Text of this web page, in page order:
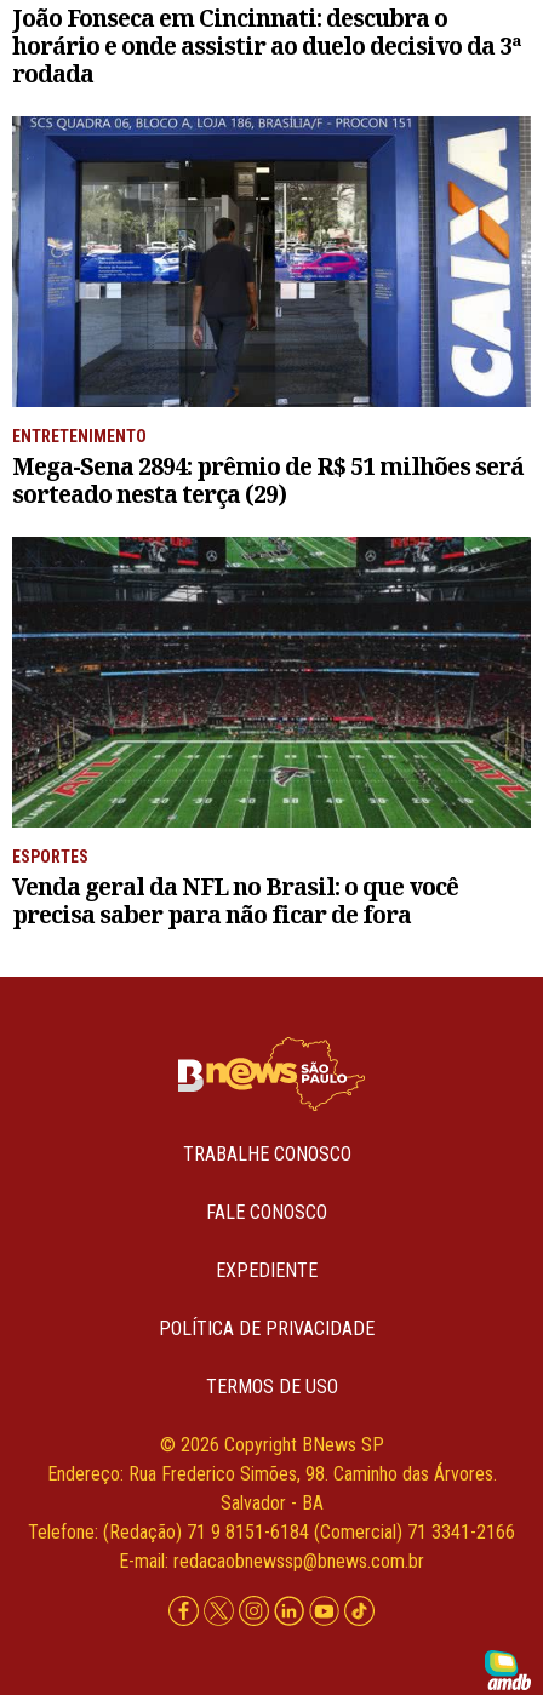
João Fonseca em Cincinnati: descubra o
horário e onde assistir ao duelo decisivo da 3ª
rodada
ENTRETENIMENTO
Mega-Sena 2894: prêmio de R$ 51 milhões será
sorteado nesta terça (29)
ESPORTES
Venda geral da NFL no Brasil: o que você
precisa saber para não ficar de fora
TRABALHE CONOSCO
FALE CONOSCO
EXPEDIENTE
POLÍTICA DE PRIVACIDADE
TERMOS DE USO
© 2026 Copyright BNews SP
Endereço: Rua Frederico Simões, 98. Caminho das Árvores.
Salvador - BA
Telefone: (Redação) 71 9 8151-6184 (Comercial) 71 3341-2166
E-mail: redacaobnewssp@bnews.com.br